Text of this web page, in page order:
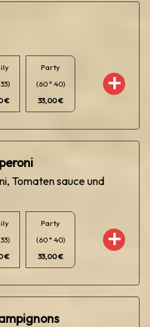
€
Party
(60 * 40)
33,00 €
Tomaten sauce und
€
Party
(60 * 40)
33,00 €